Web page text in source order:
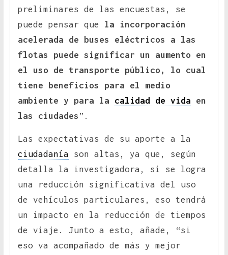
preliminares de las encuestas, se
puede pensar que la incorporación
acelerada de buses eléctricos a las
flotas puede significar un aumento en
el uso de transporte público, lo cual
tiene beneficios para el medio
ambiente y para la calidad de vida en
las ciudades ”.
Las expectativas de su aporte a la
ciudadanía son altas, ya que, según
detalla la investigadora, si se logra
una reducción significativa del uso
de vehículos particulares, eso tendrá
un impacto en la reducción de tiempos
de viaje. Junto a esto, añade, “si
eso va acompañado de más y mejor